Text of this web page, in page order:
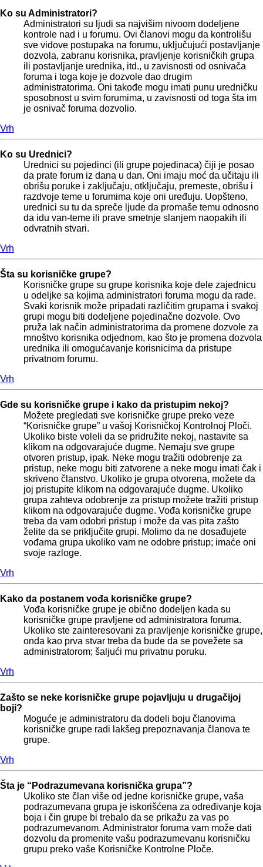
Ko su Administratori?
Administratori su ljudi sa najvišim nivoom dodeljene
kontrole nad i u forumu. Ovi članovi mogu da kontrolišu
sve vidove postupaka na forumu, uključujući postavljanje
dozvola, zabranu korisnika, pravljenje korisničkih grupa
ili postavljanje urednika, itd., u zavisnosti od osnivača
foruma i toga koje je dozvole dao drugim
administratorima. Oni takođe mogu imati punu uredničku
sposobnost u svim forumima, u zavisnosti od toga šta im
je osnivač foruma dozvolio.
Vrh
Ko su Urednici?
Urednici su pojedinci (ili grupe pojedinaca) čiji je posao
da prate forum iz dana u dan. Oni imaju moć da učitaju ili
obrišu poruke i zaključaju, otključaju, premeste, obrišu i
razdvoje teme u forumima koje oni uređuju. Uopšteno,
urednici su tu da spreče ljude da promaše temu odnosno
da idu van-teme ili prave smetnje slanjem naopakih ili
odvratnih stvari.
Vrh
Šta su korisničke grupe?
Korisničke grupe su grupe korisnika koje dele zajednicu
u odeljke sa kojima administratori foruma mogu da rade.
Svaki korisnik može pripadati različitim grupama i svakoj
grupi mogu biti dodeljene pojedinačne dozvole. Ovo
pruža lak način administratorima da promene dozvole za
mnoštvo korisnika odjednom, kao što je promena dozvola
urednika ili omogućavanje korisnicima da pristupe
privatnom forumu.
Vrh
Gde su korisničke grupe i kako da pristupim nekoj?
Možete pregledati sve korisničke grupe preko veze
“Korisničke grupe” u vašoj Korisničkoj Kontrolnoj Ploči.
Ukoliko biste voleli da se pridružite nekoj, nastavite sa
klikom na odgovarajuće dugme. Nemaju sve grupe
otvoren pristup, ipak. Neke mogu tražiti odobrenje za
pristup, neke mogu biti zatvorene a neke mogu imati čak i
skriveno članstvo. Ukoliko je grupa otvorena, možete da
joj pristupite klikom na odgovarajuće dugme. Ukoliko
grupa zahteva odobrenje za pristup možete tražiti pristup
klikom na odgovarajuće dugme. Vođa korisničke grupe
treba da vam odobri pristup i može da vas pita zašto
želite da se priključite grupi. Molimo da ne dosađujete
vođama grupa ukoliko vam ne odobre pristup; imaće oni
svoje razloge.
Vrh
Kako da postanem vođa korisničke grupe?
Vođa korisničke grupe je obično dodeljen kada su
korisničke grupe pravljene od administratora foruma.
Ukoliko ste zainteresovani za pravljenje korisničke grupe,
onda kao prva stvar treba da bude da se povežete sa
administratorom; šaljući mu privatnu poruku.
Vrh
Zašto se neke korisničke grupe pojavljuju u drugačijoj
boji?
Moguće je administratoru da dodeli boju članovima
korisničke grupe radi lakšeg prepoznavanja članova te
grupe.
Vrh
Šta je “Podrazumevana korisnička grupa”?
Ukoliko ste član više od jedne korisničke grupe, vaša
podrazumevana grupa je iskorišćena za određivanje koja
boja i čin grupe bi trebalo da se prikažu za vas po
podrazumevanom. Administrator foruma vam može dati
dozvolu da promenite vašu podrazumevanu korisničku
grupu preko vaše Korisničke Kontrolne Ploče.